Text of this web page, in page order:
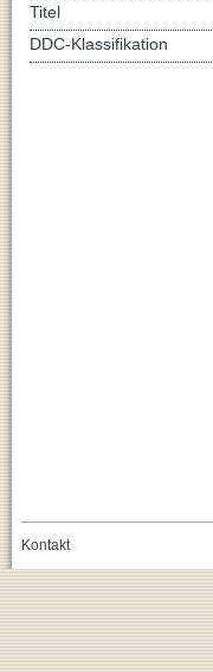
Titel
DDC-Klassifikation
Kontakt